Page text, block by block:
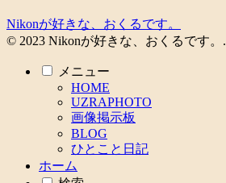
Nikonが好きな、おくるです。
© 2023 Nikonが好きな、おくるです。.
メニュー
HOME
UZRAPHOTO
画像掲示板
BLOG
ひとこと日記
ホーム